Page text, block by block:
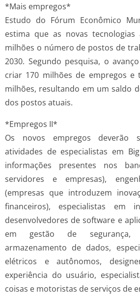
*Mais empregos*
Estudo do Fórum Econômico
estima que as novas
milhões o número de postos de
2030. Segundo pesquisa, o
criar 170 milhões de empregos e
milhões, resultando em um saldo
dos postos atuais.
*Empregos II*
Os novos empregos deverão
atividades de especialistas em
informações presentes nos
servidores e empresas),
(empresas que introduzem
financeiros), especialistas em
desenvolvedores de software e
em gestão de segurança,
armazenamento de dados,
elétricos e autônomos,
experiência do usuário,
coisas e motoristas de serviços de